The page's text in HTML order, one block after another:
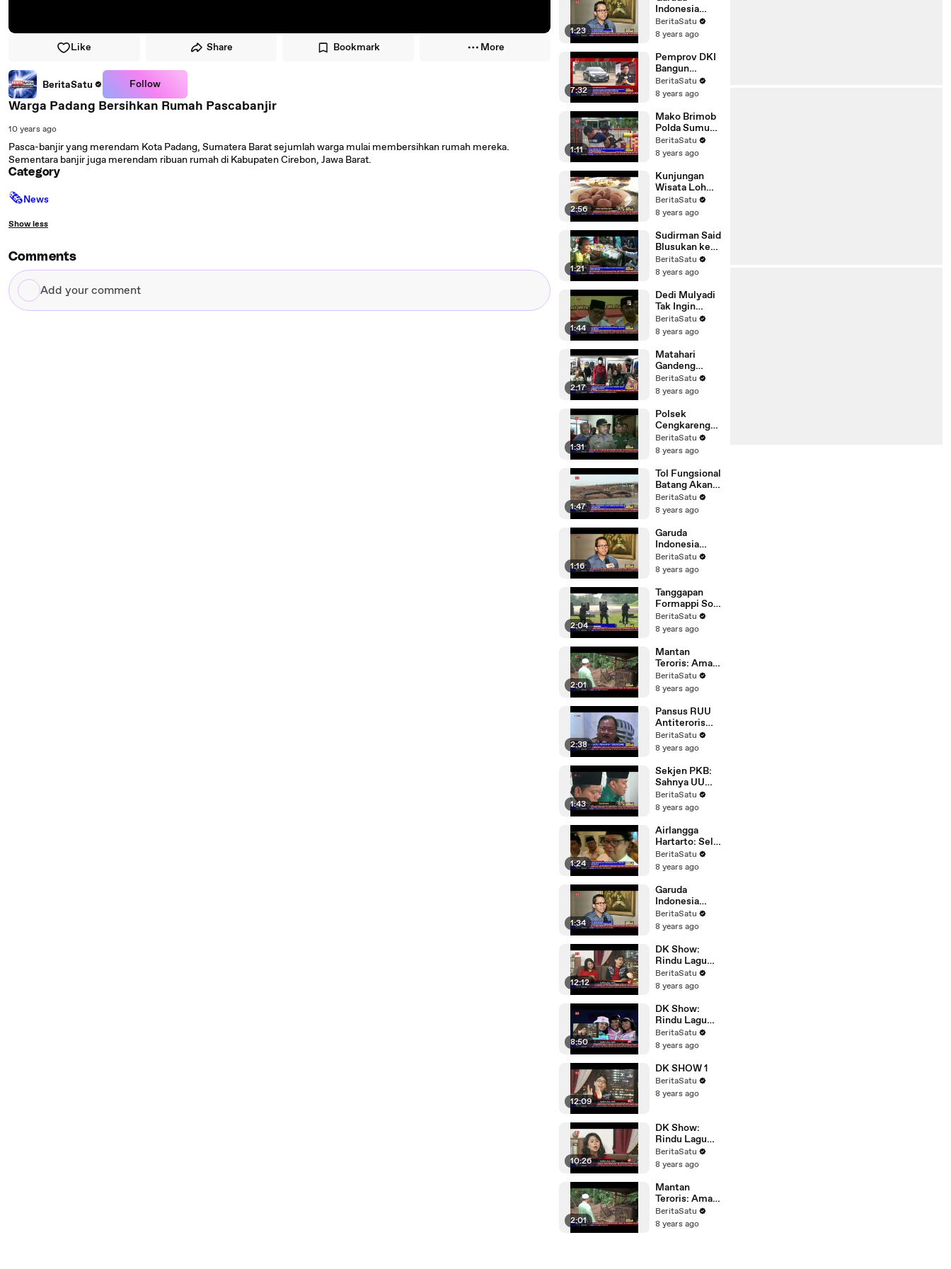
Like Share Bookmark More
BeritaSatu Follow
Warga Padang Bersihkan Rumah Pascabanjir
10 years ago
Pasca-banjir yang merendam Kota Padang, Sumatera Barat sejumlah warga mulai membersihkan rumah mereka.
Sementara banjir juga merendam ribuan rumah di Kabupaten Cirebon, Jawa Barat.
Category
🗞News
Show less
Comments
Add
your
Mobile
1:23
Indonesia
Persiapkan
Diri Jelang
BeritaSatu
8 years ago
7:32
Pemprov DKI
Bangun
Fasilitas
Pengolahan
BeritaSatu
8 years ago
1:11
Mako Brimob
Polda Sumut
Perketat
Penjagaan
BeritaSatu
8 years ago
2:56
Kunjungan
Wisata Loh
Buaya Capai
70 Persen
BeritaSatu
8 years ago
1:21
Sudirman Said
Blusukan ke
Pasar
Tradisional
BeritaSatu
8 years ago
1:44
Dedi Mulyadi
Tak Ingin
Menang
Berdasarkan
BeritaSatu
8 years ago
2:17
Matahari
Gandeng
Desainer
Muda di IFF
BeritaSatu
8 years ago
1:31
Polsek
Cengkareng
Gerebek
Rumah
Miras
BeritaSatu
8 years ago
1:47
Tol Fungsional
Batang Akan
Dibuka Satu
Lajur
BeritaSatu
8 years ago
1:16
Garuda
Indonesia
Minta Maaf
Terkait
Facebook
BeritaSatu
8 years ago
2:04
Tanggapan
Formappi Soal
Kembalinya
Koopsusgab
BeritaSatu
8 years ago
2:01
Mantan
Teroris: Aman
Abdurrahman
Sangat
BeritaSatu
8 years ago
2:38
Pansus RUU
Antiterorisme
Selesai Rabu
Depan
BeritaSatu
8 years ago
1:43
Sekjen PKB:
Sahnya UU
Terorisme
Akan Bantu
Terorisme
BeritaSatu
8 years ago
1:24
Airlangga
Hartarto: Sel
Tahanan
Khusus
Masuk RUU
BeritaSatu
8 years ago
1:34
Garuda
Indonesia
Tingkatkan
Pengamanan
Bom
BeritaSatu
8 years ago
12:12
DK Show:
Rindu Lagu
Anak #3
BeritaSatu
8 years ago
8:50
DK Show:
Rindu Lagu
Anak #4
BeritaSatu
8 years ago
12:09
DK SHOW 1
BeritaSatu
8 years ago
10:26
DK Show:
Rindu Lagu
Anak #2
BeritaSatu
8 years ago
2:01
Mantan
Teroris: Aman
Abdurrahman
Sangat
BeritaSatu
8 years ago